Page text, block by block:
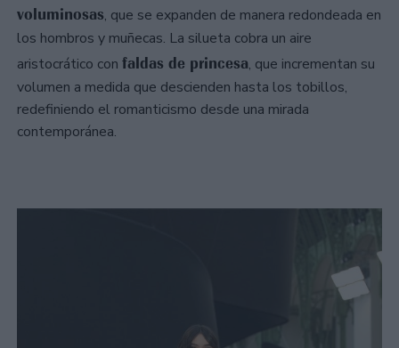
voluminosas, que se expanden de manera redondeada en
los hombros y muñecas. La silueta cobra un aire
aristocrático con faldas de princesa, que incrementan su
volumen a medida que descienden hasta los tobillos,
redefiniendo el romanticismo desde una mirada
contemporánea.